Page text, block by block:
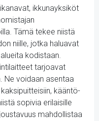
ikkunayksiköt
Tämä tekee niistä
niille, jotka haluavat
kodistaan.
tarjoavat
Ne voidaan asentaa
kääntö-
sopivia erilaisille
mahdollistaa